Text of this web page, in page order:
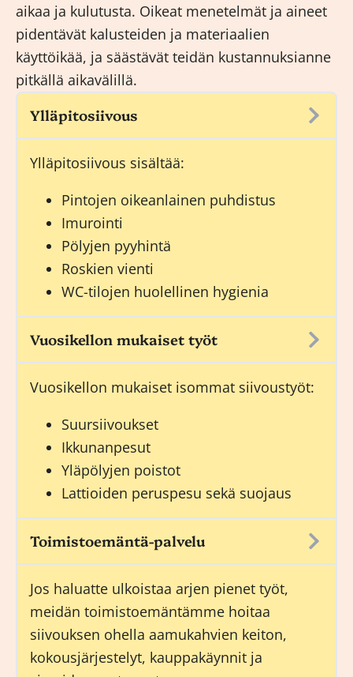
aikaa ja kulutusta. Oikeat menetelmät ja aineet
pidentävät kalusteiden ja materiaalien
käyttöikää, ja säästävät teidän kustannuksianne
pitkällä aikavälillä.
Ylläpitosiivous
Ylläpitosiivous sisältää:
Pintojen oikeanlainen puhdistus
Imurointi
Pölyjen pyyhintä
Roskien vienti
WC-tilojen huolellinen hygienia
Vuosikellon mukaiset työt
Vuosikellon mukaiset isommat siivoustyöt:
Suursiivoukset
Ikkunanpesut
Yläpölyjen poistot
Lattioiden peruspesu sekä suojaus
Toimistoemäntä-palvelu
Jos haluatte ulkoistaa arjen pienet työt,
meidän toimistoemäntämme hoitaa
siivouksen ohella aamukahvien keiton,
kokousjärjestelyt, kauppakäynnit ja